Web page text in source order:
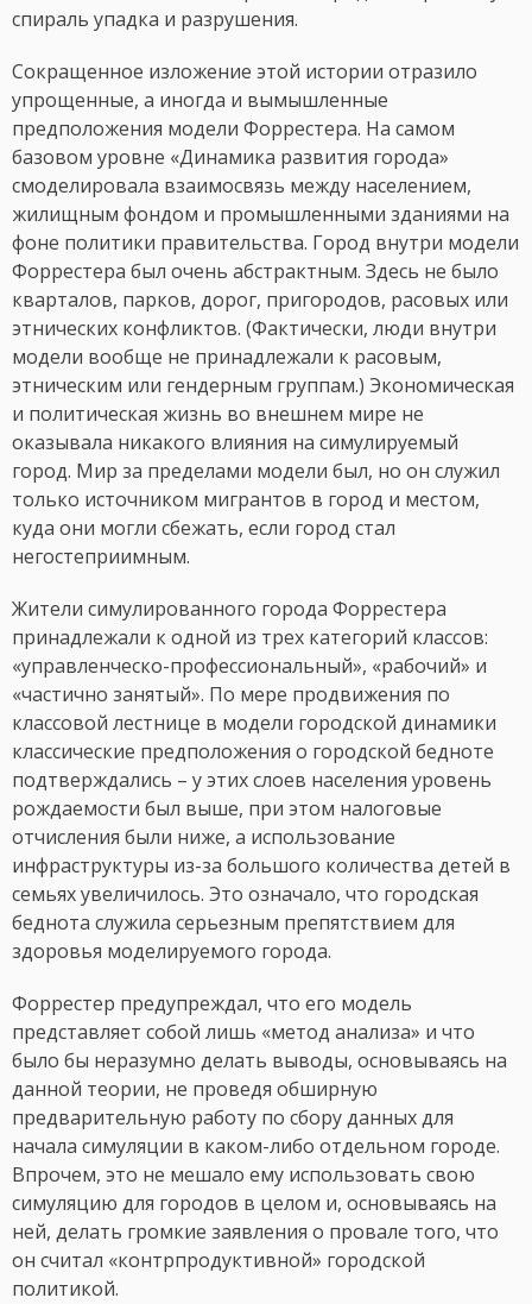
спираль упадка и разрушения.
Сокращенное изложение этой истории отразило
упрощенные, а иногда и вымышленные
предположения модели Форрестера. На самом
базовом уровне «Динамика развития города»
смоделировала взаимосвязь между населением,
жилищным фондом и промышленными зданиями на
фоне политики правительства. Город внутри модели
Форрестера был очень абстрактным. Здесь не было
кварталов, парков, дорог, пригородов, расовых или
этнических конфликтов. (Фактически, люди внутри
модели вообще не принадлежали к расовым,
этническим или гендерным группам.) Экономическая
и политическая жизнь во внешнем мире не
оказывала никакого влияния на симулируемый
город. Мир за пределами модели был, но он служил
только источником мигрантов в город и местом,
куда они могли сбежать, если город стал
негостеприимным.
Жители симулированного города Форрестера
принадлежали к одной из трех категорий классов:
«управленческо-профессиональный», «рабочий» и
«частично занятый». По мере продвижения по
классовой лестнице в модели городской динамики
классические предположения о городской бедноте
подтверждались – у этих слоев населения уровень
рождаемости был выше, при этом налоговые
отчисления были ниже, а использование
инфраструктуры из-за большого количества детей в
семьях увеличилось. Это означало, что городская
беднота служила серьезным препятствием для
здоровья моделируемого города.
Форрестер предупреждал, что его модель
представляет собой лишь «метод анализа» и что
было бы неразумно делать выводы, основываясь на
данной теории, не проведя обширную
предварительную работу по сбору данных для
начала симуляции в каком-либо отдельном городе.
Впрочем, это не мешало ему использовать свою
симуляцию для городов в целом и, основываясь на
ней, делать громкие заявления о провале того, что
он считал «контрпродуктивной» городской
политикой.